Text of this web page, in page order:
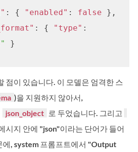
: { "enabled" : false },
: { "type"
}
점이 있습니다. 이 모델은 엄격한 스
)을 지원하지 않아서,
  json_object
로 두었습니다. 그리고
시지 안에 "json"이라는 단어가 들어
에, system 프롬프트에서 "Output